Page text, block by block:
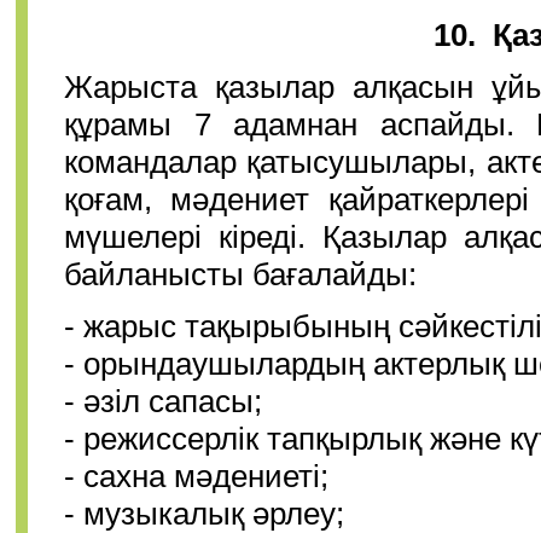
10.
Жарыста қазылар алқасын
құрамы 7 адамнан аспайды.
командалар қатысушылары,
қоғам, мәдениет
мүшелері кіреді. Қазылар
байланысты бағалайды:
- жарыс тақырыбының
- орындаушылардың актерлық
- әзіл сапасы;
- режиссерлік тапқырлық және
- сахна мәдениеті;
- музыкалық әрлеу;